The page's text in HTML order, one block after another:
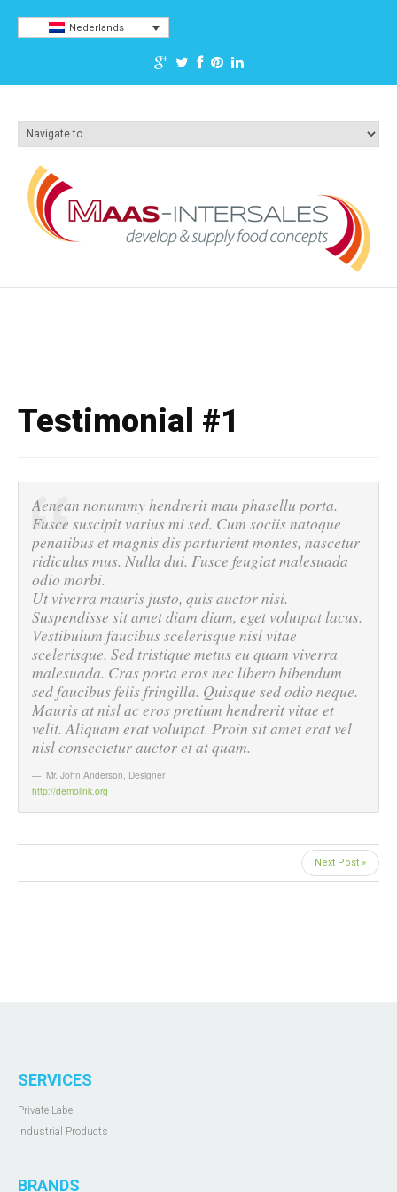
Nederlands
Testimonial #1
Aenean nonummy hendrerit mau phasellu porta.
Fusce suscipit varius mi sed. Cum sociis natoque
penatibus et magnis dis parturient montes, nascetur
ridiculus mus. Nulla dui. Fusce feugiat malesuada
odio morbi.
Ut viverra mauris justo, quis auctor nisi.
Suspendisse sit amet diam diam, eget volutpat lacus.
Vestibulum faucibus scelerisque nisl vitae
scelerisque. Sed tristique metus eu quam viverra
malesuada. Cras porta eros nec libero bibendum
sed faucibus felis fringilla. Quisque sed odio neque.
Mauris at nisl ac eros pretium hendrerit vitae et
velit. Aliquam erat volutpat. Proin sit amet erat vel
nisl consectetur auctor et at quam.
Mr. John Anderson, Designer
http://demolink.org
Next Post »
SERVICES
Private Label
Industrial Products
BRANDS